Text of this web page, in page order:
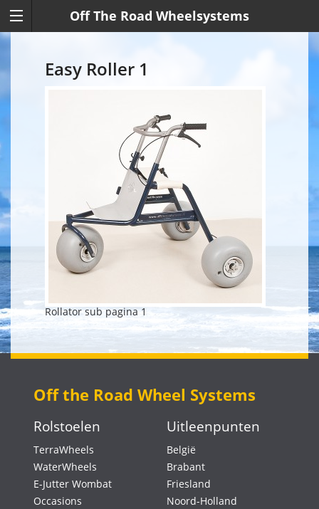
Off The Road Wheelsystems
Easy Roller 1
Rollator sub pagina 1
Off the Road Wheel Systems
Rolstoelen
TerraWheels
WaterWheels
E-Jutter Wombat
Occasions
Uitleenpunten
België
Brabant
Friesland
Noord-Holland